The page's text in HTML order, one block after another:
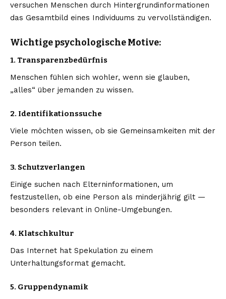
versuchen Menschen durch Hintergrundinformationen
das Gesamtbild eines Individuums zu vervollständigen.
Wichtige psychologische Motive:
1. Transparenzbedürfnis
Menschen fühlen sich wohler, wenn sie glauben,
„alles“ über jemanden zu wissen.
2. Identifikationssuche
Viele möchten wissen, ob sie Gemeinsamkeiten mit der
Person teilen.
3. Schutzverlangen
Einige suchen nach Elterninformationen, um
festzustellen, ob eine Person als minderjährig gilt —
besonders relevant in Online-Umgebungen.
4. Klatschkultur
Das Internet hat Spekulation zu einem
Unterhaltungsformat gemacht.
5. Gruppendynamik